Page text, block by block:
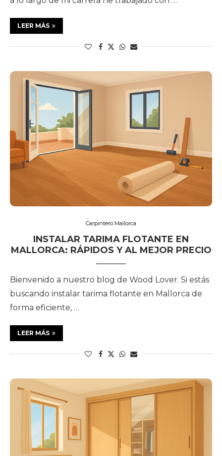
LEER MÁS
Carpintero Mallorca
INSTALAR TARIMA FLOTANTE EN
MALLORCA: RÁPIDOS Y AL MEJOR PRECIO
Bienvenido a nuestro blog de Wood Lover. Si estás
buscando instalar tarima flotante en Mallorca de
forma eficiente, …
LEER MÁS